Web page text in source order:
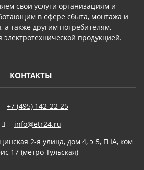
свои услуги организациям и
в сфере сбыта, монтажа и
а также другим потребителям,
продукцией.
КОНТАКТЫ
+7 (495) 142-22-25
info@etr24.ru
2-я улица, дом 4, э 5, П IА, ком
17 (метро Тульская)